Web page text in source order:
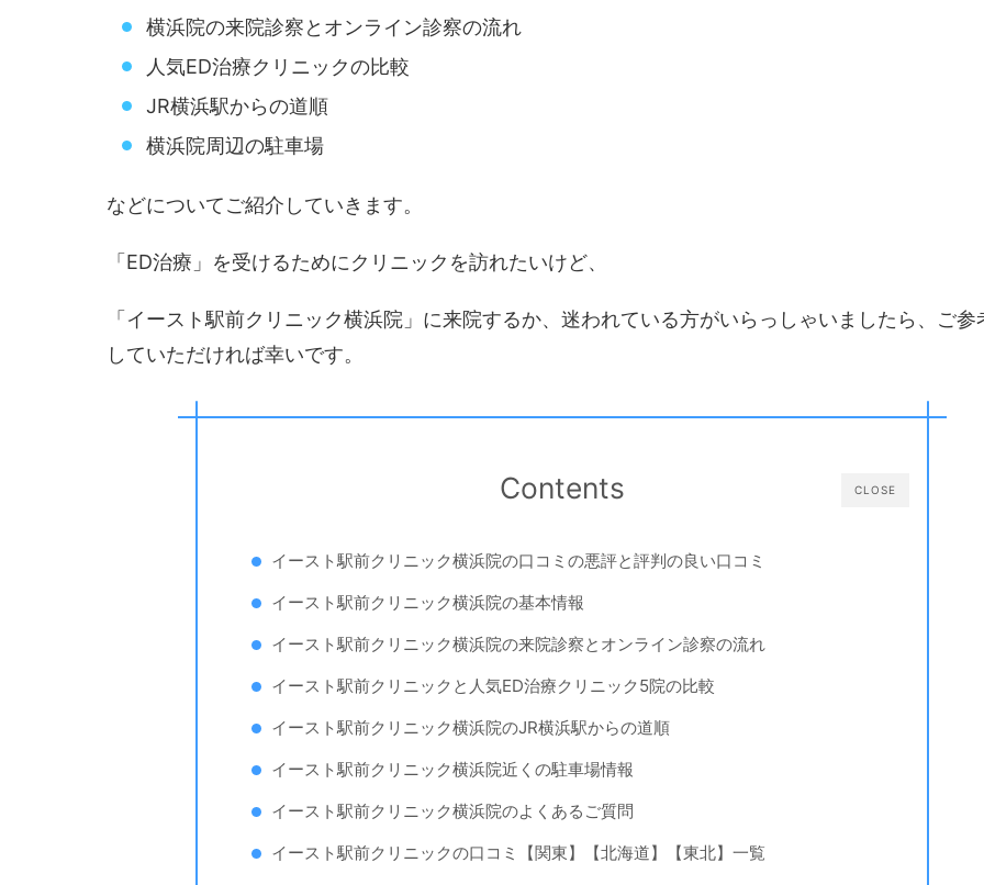
横浜院の来院診察とオンライン診察の流れ
人気ED治療クリニックの比較
JR横浜駅からの道順
横浜院周辺の駐車場
などについてご紹介していきます。
「ED治療」を受けるためにクリニックを訪れたいけど、
「イースト駅前クリニック横浜院」に来院するか、迷われている方がいらっしゃいましたら、ご参
していただければ幸いです。
CLOSE
Contents
イースト駅前クリニック横浜院の口コミの悪評と評判の良い口コミ
イースト駅前クリニック横浜院の基本情報
イースト駅前クリニック横浜院の来院診察とオンライン診察の流れ
イースト駅前クリニックと人気ED治療クリニック5院の比較
イースト駅前クリニック横浜院のJR横浜駅からの道順
イースト駅前クリニック横浜院近くの駐車場情報
イースト駅前クリニック横浜院のよくあるご質問
イースト駅前クリニックの口コミ【関東】【北海道】【東北】一覧